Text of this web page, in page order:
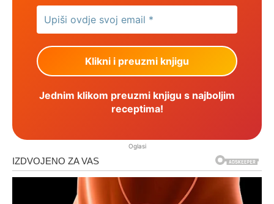
Jednim klikom preuzmi knjigu s najboljim
receptima!
Oglasi